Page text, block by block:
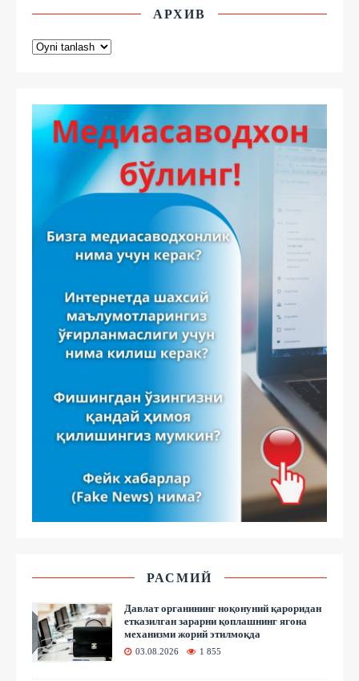
АРХИВ
РАСМИЙ
Давлат органининг ноқонуний қароридан
етказилган зарарни қоплашнинг ягона
механизми жорий этилмоқда
03.08.2026 1 855